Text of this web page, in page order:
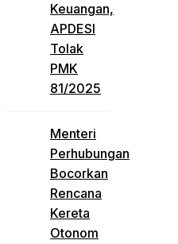
Keuangan,
APDESI
Tolak
PMK
81/2025
Menteri
Perhubungan
Bocorkan
Rencana
Kereta
Otonom